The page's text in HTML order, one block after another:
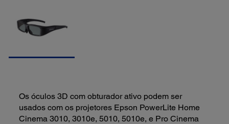
Os óculos 3D com obturador ativo podem ser
usados com os projetores Epson PowerLite Home
Cinema 3010, 3010e, 5010, 5010e, e Pro Cinema